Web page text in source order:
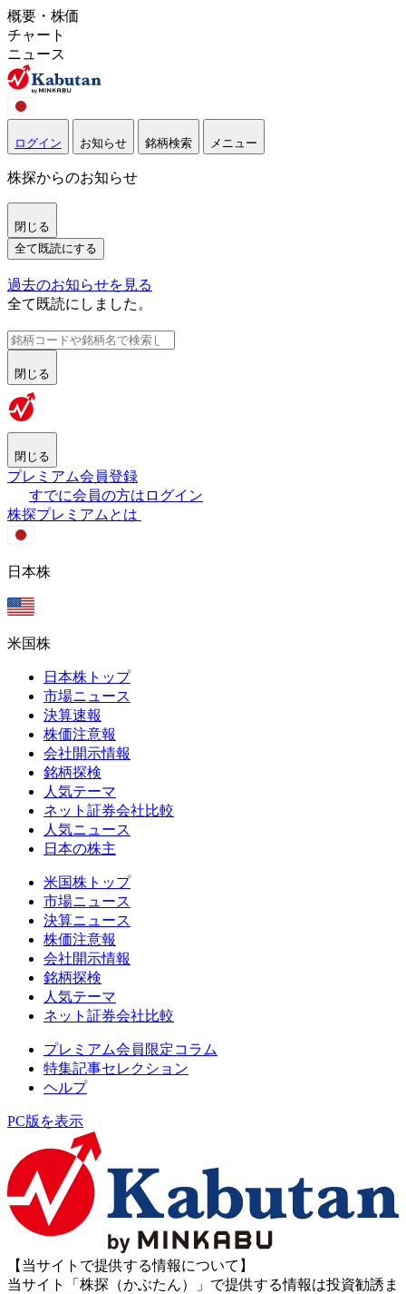
概要・株価
チャート
ニュース
ログイン お知らせ 銘柄検索 メニュー
株探からのお知らせ
閉じる
全て既読にする
過去のお知らせを見る
全て既読にしました。
閉じる
閉じる
プレミアム会員登録
すでに会員の方はログイン
株探プレミアムとは
日本株
米国株
日本株トップ
市場ニュース
決算速報
株価注意報
会社開示情報
銘柄探検
人気テーマ
ネット証券会社比較
人気ニュース
日本の株主
米国株トップ
市場ニュース
決算ニュース
株価注意報
会社開示情報
銘柄探検
人気テーマ
ネット証券会社比較
プレミアム会員限定コラム
特集記事セレクション
ヘルプ
PC版を表示
【当サイトで提供する情報について】
当サイト「株探（かぶたん）」で提供する情報は投資勧誘ま